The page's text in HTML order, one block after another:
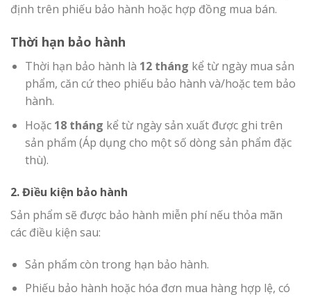
định trên phiếu bảo hành hoặc hợp đồng mua bán.
Thời hạn bảo hành
Thời hạn bảo hành là 12 tháng kể từ ngày mua sản
phẩm, căn cứ theo phiếu bảo hành và/hoặc tem bảo
hành.
Hoặc 18 tháng kể từ ngày sản xuất được ghi trên
sản phẩm (Áp dụng cho một số dòng sản phẩm đặc
thù).
2. Điều kiện bảo hành
Sản phẩm sẽ được bảo hành miễn phí nếu thỏa mãn
các điều kiện sau:
Sản phẩm còn trong hạn bảo hành.
Phiếu bảo hành hoặc hóa đơn mua hàng hợp lệ, có